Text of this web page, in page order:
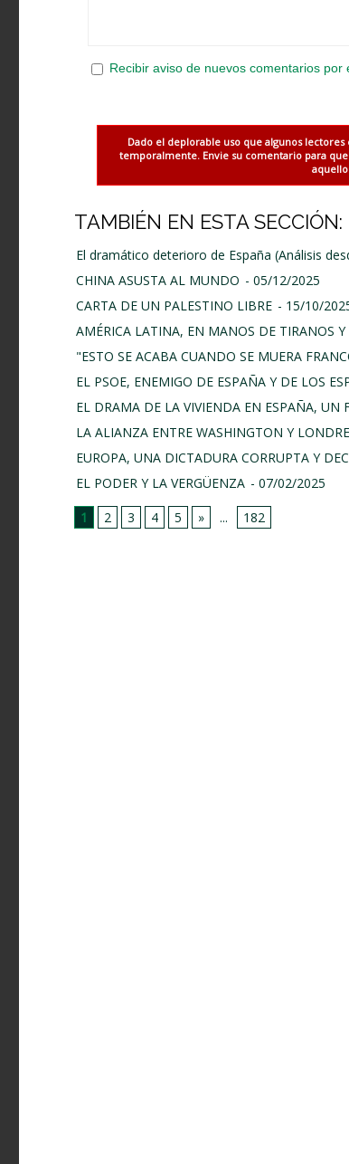
Recibir aviso de nuevos comentarios por
Dado el deplorable uso que algunos
temporalmente. Envie su comentario para
TAMBIÉN EN ESTA SECCIÓN:
El dramático deterioro de España (Análisis
CHINA ASUSTA AL MUNDO - 05/12/2025
CARTA DE UN PALESTINO LIBRE - 15/10/
AMÉRICA LATINA, EN MANOS DE TIRANOS Y
"ESTO SE ACABA CUANDO SE MUERA
EL PSOE, ENEMIGO DE ESPAÑA Y DE LOS
EL DRAMA DE LA VIVIENDA EN ESPAÑA, UN
LA ALIANZA ENTRE WASHINGTON Y
EUROPA, UNA DICTADURA CORRUPTA Y
EL PODER Y LA VERGÜENZA - 07/02/2025
1
2 3 4 5 » ... 182